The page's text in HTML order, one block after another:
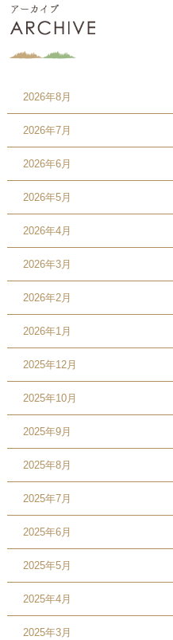
2026年8月
2026年7月
2026年6月
2026年5月
2026年4月
2026年3月
2026年2月
2026年1月
2025年12月
2025年10月
2025年9月
2025年8月
2025年7月
2025年6月
2025年5月
2025年4月
2025年3月